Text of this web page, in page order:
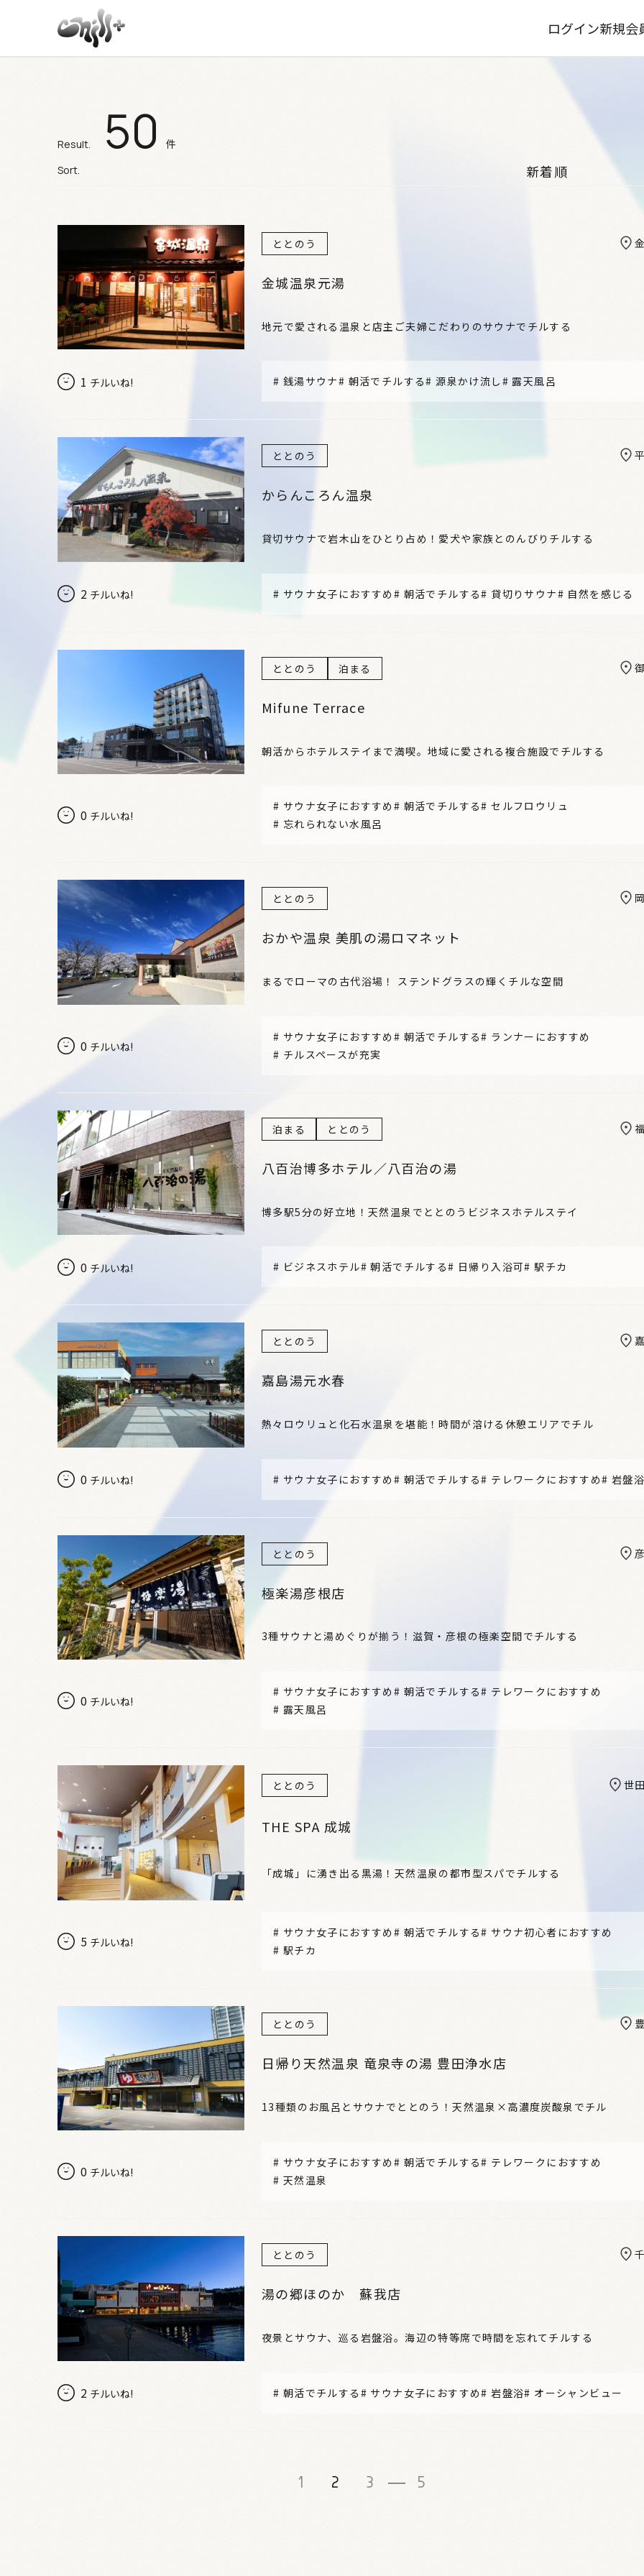
ログイン新規会
施設検索結果
Result. 50 件
Sort.
ととのう
金城温泉元湯
1 チルいね!
地元で愛される温泉と店主ご夫婦こだわりのサウナでチルする
# 銭湯サウナ# 朝活でチルする#源泉かけ流し # 露天風呂
ととのう
からんころん温泉
2 チルいね!
貸切サウナで岩木山をひとり占め！愛犬や家族とのんびりチルする
# サウナ女子におすすめ # 朝活でチルする# 貸切りサウナ# 自然を感じる
ととのう 泊まる
Mifune Terrace
0 チルいね!
朝活からホテルステイまで満喫。地域に愛される複合施設でチルする
# サウナ女子におすすめ # 朝活でチルする#セルフロウリュ
# 忘れられない水風呂
ととのう
おかや温泉 美肌の湯ロマネット
0 チルいね!
まるでローマの古代浴場！ ステンドグラスの輝くチルな空間
# サウナ女子におすすめ # 朝活でチルする# ランナーにおすすめ
# チルスペースが充実
泊まる ととのう
八百治博多ホテル／八百治の湯
0 チルいね!
博多駅5分の好立地！天然温泉でととのうビジネスホテルステイ
# ビジネスホテル#朝活でチルする# 日帰り入浴可#駅チカ
ととのう
嘉島湯元水春
0 チルいね!
熱々ロウリュと化石水温泉を堪能！時間が溶ける休憩エリアでチル
# サウナ女子におすすめ # 朝活でチルする# テレワークにおすすめ#岩盤
ととのう
極楽湯彦根店
0 チルいね!
3種サウナと湯めぐりが揃う！滋賀・彦根の極楽空間でチルする
# サウナ女子におすすめ # 朝活でチルする# テレワークにおすすめ
# 露天風呂
ととのう 世
THE SPA 成城
5 チルいね!
「成城」に湧き出る黒湯！天然温泉の都市型スパでチルする
# サウナ女子におすすめ # 朝活でチルする# サウナ初心者におすすめ
# 駅チカ
ととのう
日帰り天然温泉 竜泉寺の湯 豊田浄水店
0 チルいね!
13種類のお風呂とサウナでととのう！天然温泉×高濃度炭酸泉でチル
# サウナ女子におすすめ # 朝活でチルする# テレワークにおすすめ
# 天然温泉
ととのう
湯の郷ほのか 蘇我店
2 チルいね!
夜景とサウナ、巡る岩盤浴。海辺の特等席で時間を忘れてチルする
# 朝活でチルする # サウナ女子におすすめ#岩盤浴# オーシャンビュー
1 2 3 5